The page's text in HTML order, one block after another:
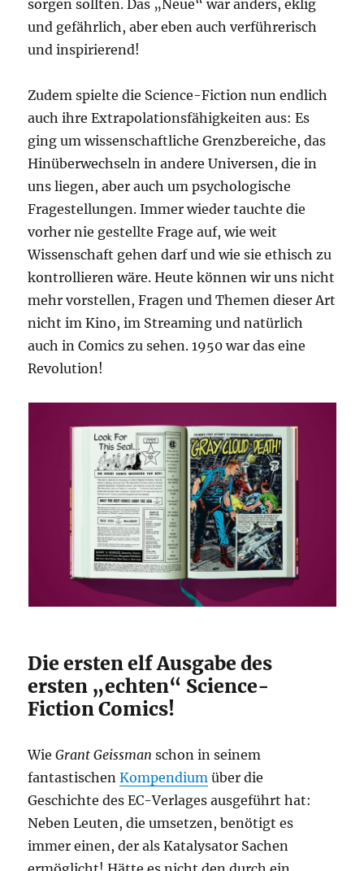
sorgen sollten. Das „Neue“ war anders, eklig
und gefährlich, aber eben auch verführerisch
und inspirierend!
Zudem spielte die Science-Fiction nun endlich
auch ihre Extrapolationsfähigkeiten aus: Es
ging um wissenschaftliche Grenzbereiche, das
Hinüberwechseln in andere Universen, die in
uns liegen, aber auch um psychologische
Fragestellungen. Immer wieder tauchte die
vorher nie gestellte Frage auf, wie weit
Wissenschaft gehen darf und wie sie ethisch zu
kontrollieren wäre. Heute können wir uns nicht
mehr vorstellen, Fragen und Themen dieser Art
nicht im Kino, im Streaming und natürlich
auch in Comics zu sehen. 1950 war das eine
Revolution!
Die ersten elf Ausgabe des
ersten „echten“ Science-
Fiction Comics!
WieGrant Geissman schon in seinem
fantastischenKompendium über die
Geschichte des EC-Verlages ausgeführt hat:
Neben Leuten, die umsetzen, benötigt es
immer einen, der als Katalysator Sachen